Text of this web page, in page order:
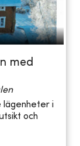
med
lägenheter i
och